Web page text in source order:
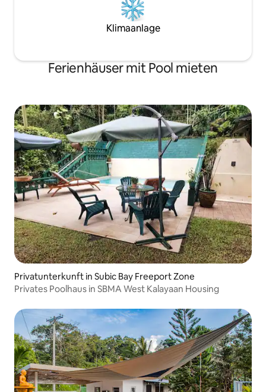
Klimaanlage
Ferienhäuser mit Pool mieten
Privatunterkunft in Subic Bay Freeport Zone
Privates Poolhaus in SBMA West Kalayaan Housing